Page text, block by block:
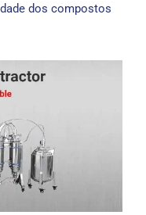
dos compostos